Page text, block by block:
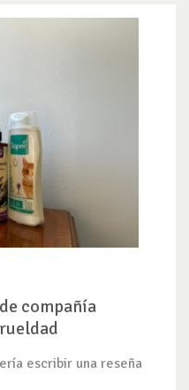
compañía
escribir una reseña